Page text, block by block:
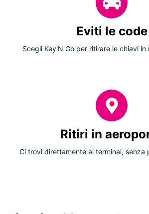
Eviti le code
Scegli Key'N Go per ritirare le chiavi in
Ritiri in
Ci trovi direttamente al terminal, senza